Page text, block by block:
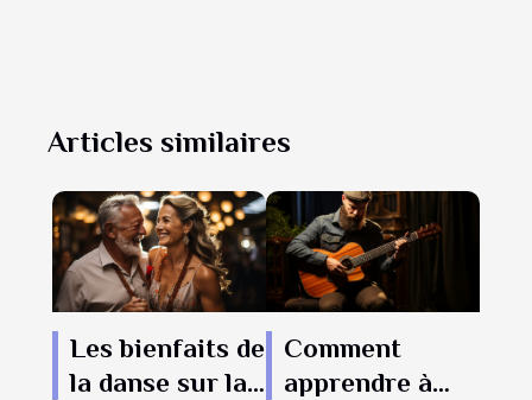
Articles similaires
Les bienfaits de
la danse sur la
Comment
apprendre à